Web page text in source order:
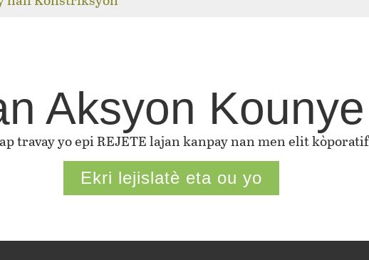
Aksyon
travay yo epi REJETE lajan kanpay nan men elit
Ekri lejislatè eta ou yo